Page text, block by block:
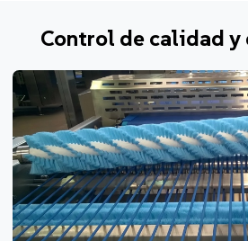
Control de calidad y